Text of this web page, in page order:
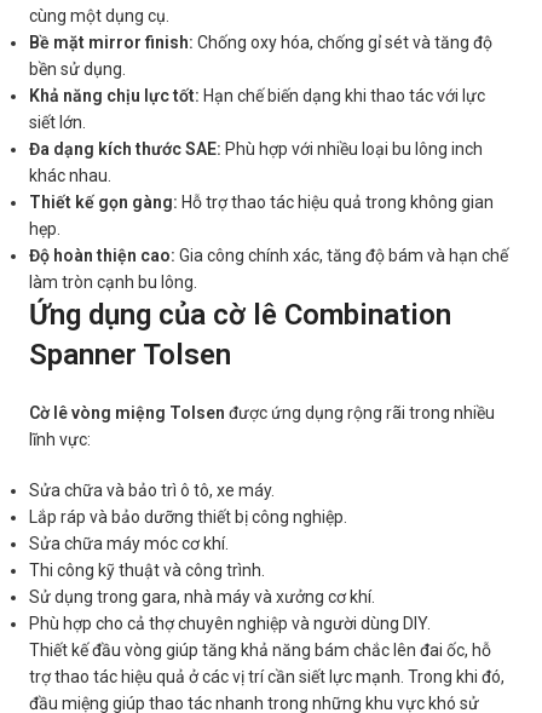
cùng một dụng cụ.
Bề mặt mirror finish: Chống oxy hóa, chống gỉ sét và tăng độ
bền sử dụng.
Khả năng chịu lực tốt: Hạn chế biến dạng khi thao tác với lực
siết lớn.
Đa dạng kích thước SAE: Phù hợp với nhiều loại bu lông inch
khác nhau.
Thiết kế gọn gàng: Hỗ trợ thao tác hiệu quả trong không gian
hẹp.
Độ hoàn thiện cao: Gia công chính xác, tăng độ bám và hạn chế
làm tròn cạnh bu lông.
Ứng dụng của cờ lê Combination
Spanner Tolsen
Cờ lê vòng miệng Tolsen được ứng dụng rộng rãi trong nhiều
lĩnh vực:
Sửa chữa và bảo trì ô tô, xe máy.
Lắp ráp và bảo dưỡng thiết bị công nghiệp.
Sửa chữa máy móc cơ khí.
Thi công kỹ thuật và công trình.
Sử dụng trong gara, nhà máy và xưởng cơ khí.
Phù hợp cho cả thợ chuyên nghiệp và người dùng DIY.
Thiết kế đầu vòng giúp tăng khả năng bám chắc lên đai ốc, hỗ
trợ thao tác hiệu quả ở các vị trí cần siết lực mạnh. Trong khi đó,
đầu miệng giúp thao tác nhanh trong những khu vực khó sử